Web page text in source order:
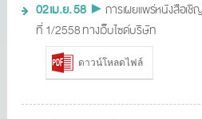
02 เม.ย. 58 ► การเผยแพร่หนังสือเ
ที่ 1/2558 ทางเว็บไซด์บริษัท
ดาวน์โหลดไฟล์